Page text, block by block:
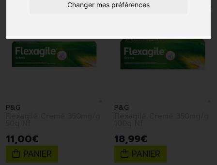
Changer mes préférences
P&G
11,00€
PANIER
P&G
18,99€
PANIER